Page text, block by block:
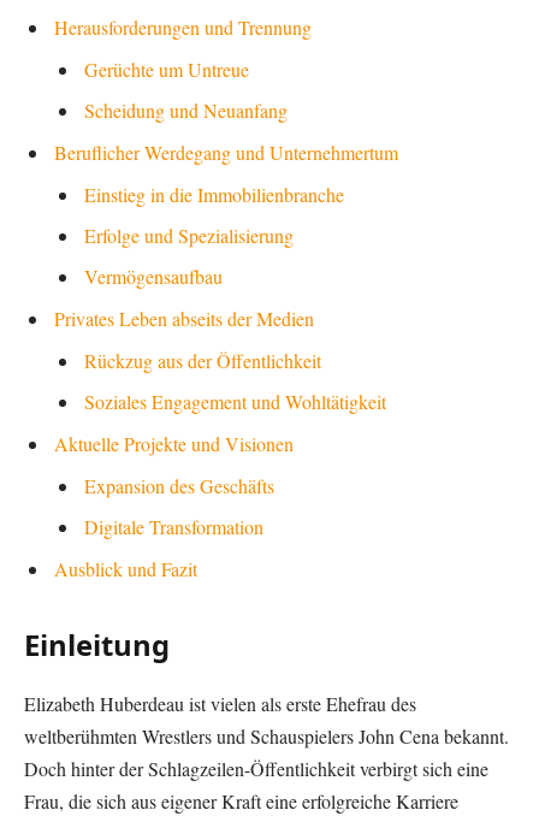
Herausforderungen und Trennung
Gerüchte um Untreue
Scheidung und Neuanfang
Beruflicher Werdegang und Unternehmertum
Einstieg in die Immobilienbranche
Erfolge und Spezialisierung
Vermögensaufbau
Privates Leben abseits der Medien
Rückzug aus der Öffentlichkeit
Soziales Engagement und Wohltätigkeit
Aktuelle Projekte und Visionen
Expansion des Geschäfts
Digitale Transformation
Ausblick und Fazit
Einleitung
Elizabeth Huberdeau ist vielen als erste Ehefrau des
weltberühmten Wrestlers und Schauspielers John Cena bekannt.
Doch hinter der Schlagzeilen-Öffentlichkeit verbirgt sich eine
Frau, die sich aus eigener Kraft eine erfolgreiche Karriere